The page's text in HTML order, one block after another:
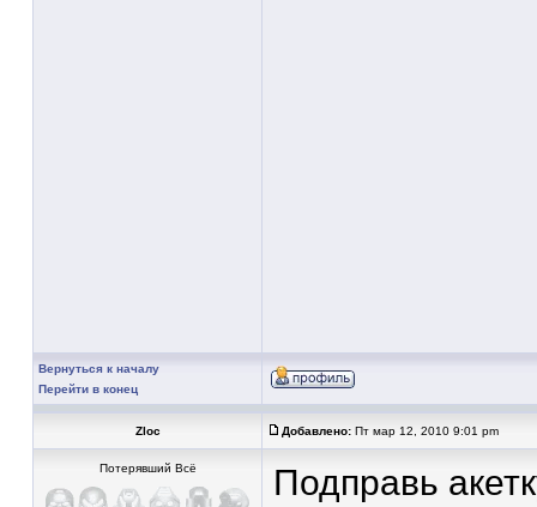
Вернуться к началу
Перейти в конец
Zloc Добавлено: Пт мар 12, 2010 9:01 pm
Потерявший Всё
Подправь